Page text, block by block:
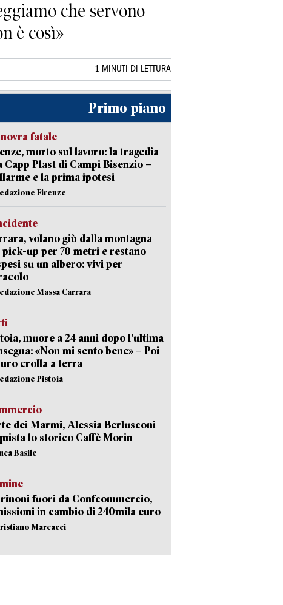
che servono
è così»
1 MINUTI DI LETTURA
Primo piano
fatale
morto sul lavoro: la tragedia
Capp Plast di Campi Bisenzio –
e la prima ipotesi
Firenze
volano giù dalla montagna
pick-up per 70 metri e restano
su un albero: vivi per
Massa Carrara
muore a 24 anni dopo l’ultima
«Non mi sento bene» – Poi
crolla a terra
Pistoia
dei Marmi, Alessia Berlusconi
lo storico Caffè Morin
Basile
fuori da Confcommercio,
in cambio di 240mila euro
Marcacci